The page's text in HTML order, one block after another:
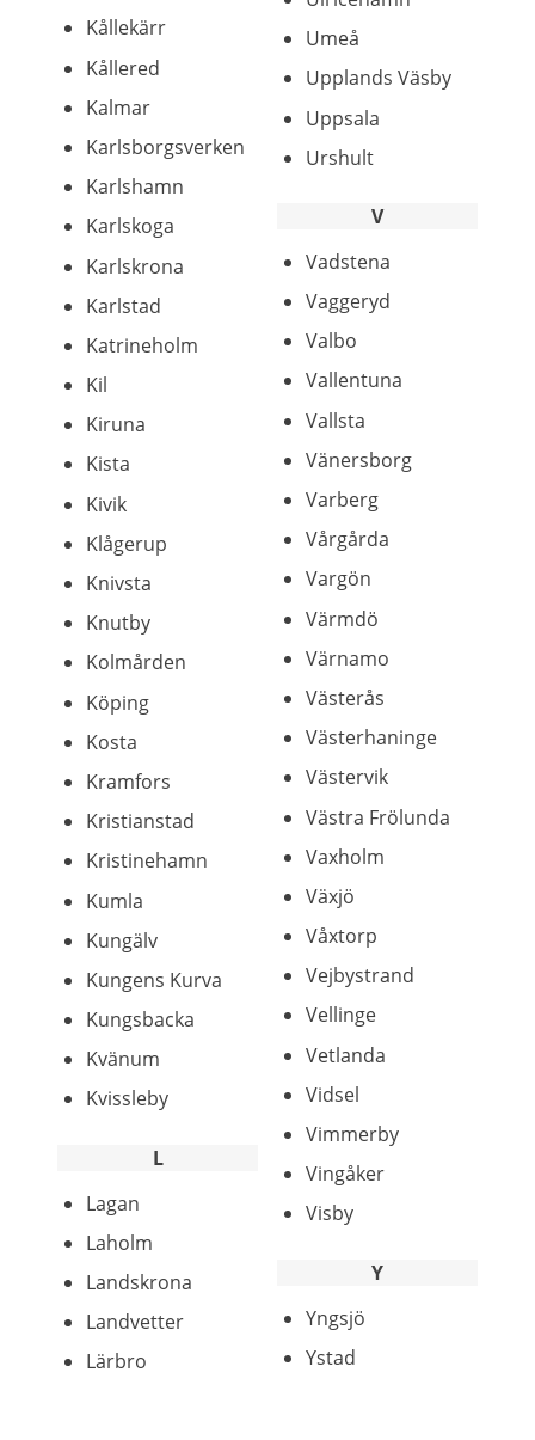
Kållekärr
Kållered
Kalmar
Karlsborgsverken
Karlshamn
Karlskoga
Karlskrona
Karlstad
Katrineholm
Kil
Kiruna
Kista
Kivik
Klågerup
Knivsta
Knutby
Kolmården
Köping
Kosta
Kramfors
Kristianstad
Kristinehamn
Kumla
Kungälv
Kungens Kurva
Kungsbacka
Kvänum
Kvissleby
L
Lagan
Laholm
Landskrona
Landvetter
Lärbro
Umeå
Upplands Väsby
Uppsala
Urshult
V
Vadstena
Vaggeryd
Valbo
Vallentuna
Vallsta
Vänersborg
Varberg
Vårgårda
Vargön
Värmdö
Värnamo
Västerås
Västerhaninge
Västervik
Västra Frölunda
Vaxholm
Växjö
Våxtorp
Vejbystrand
Vellinge
Vetlanda
Vidsel
Vimmerby
Vingåker
Visby
Y
Yngsjö
Ystad